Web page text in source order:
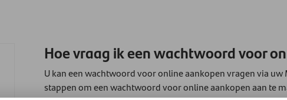
Hoe vraag ik een wachtwoord voor
U kan een wachtwoord voor online aankopen vragen via
stappen om een wachtwoord voor online aankopen aan te